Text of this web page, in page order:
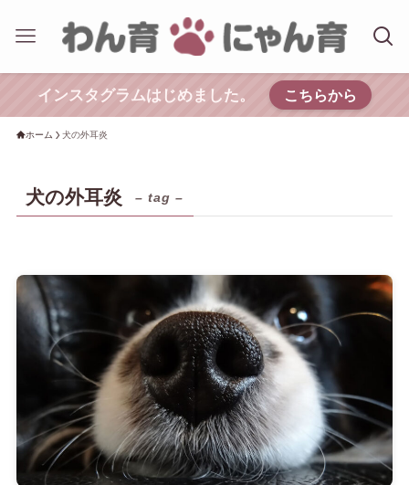
インスタグラムはじめました。 こちらから
ホーム 犬の外耳炎
犬の外耳炎 – tag –